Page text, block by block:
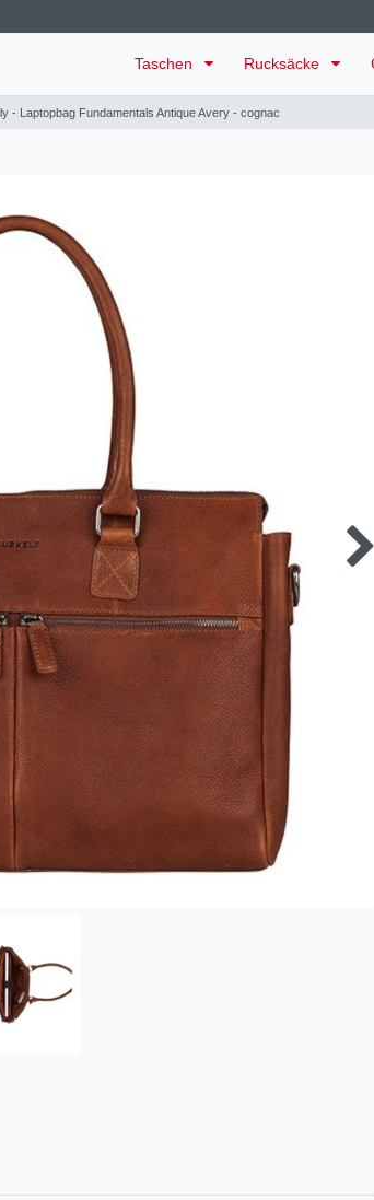
Taschen Rucksäcke
- Laptopbag Fundamentals Antique Avery - cognac